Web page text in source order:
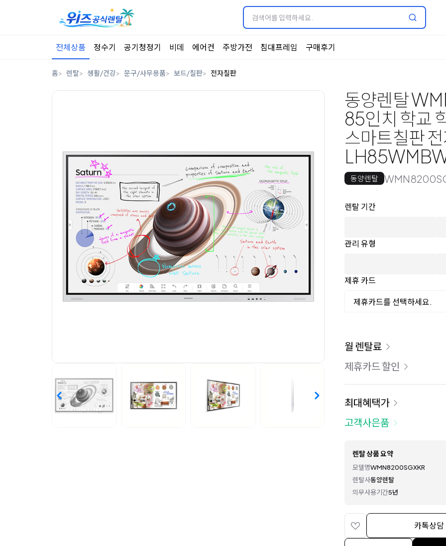
전체상품 정수기 공기청정기 비데 에어컨 주방가전 침대프레임 구매후기
홈 렌탈 생활/건강 문구/사무용품 보드/칠판 전자칠판
동양렌탈
85인치 학교
스마트칠판
동양렌탈
옵션 선택
렌탈 선택
렌탈 기간
관리 유형
제휴 카드
제휴카드를 선택하세요.
이용 요금
월 렌탈료
제휴카드 할인
최대혜택가
고객사은품
렌탈 상품 요약
모델명WMN8200SGXKR
렌탈사동양렌탈
의무사용기간5년
카톡상담